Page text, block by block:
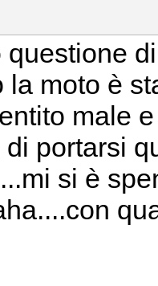
questione
la moto è
male
portarsi
si è